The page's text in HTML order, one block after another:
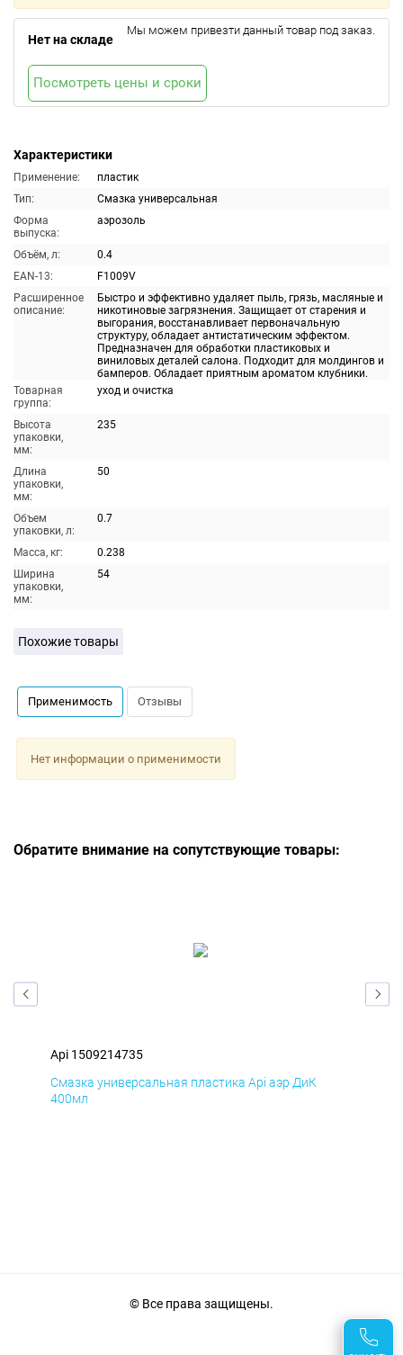
Характеристики
Применение:
пластик
Тип:
Смазка универсальная
Форма
выпуска:
аэрозоль
Объём, л:
0.4
EAN-13:
F1009V
Расширенное
описание:
Быстро и эффективно удаляет пыль, грязь, масляные и
никотиновые загрязнения. Защищает от старения и
выгорания, восстанавливает первоначальную
структуру, обладает антистатическим эффектом.
Предназначен для обработки пластиковых и
виниловых деталей салона. Подходит для молдингов и
бамперов. Обладает приятным ароматом клубники.
Товарная
группа:
уход и очистка
Высота
упаковки,
мм:
235
Длина
упаковки,
мм:
50
Объем
упаковки, л:
0.7
Масса, кг:
0.238
Ширина
упаковки,
мм:
54
Нет на складе
Мы можем привезти данный товар под заказ.
Посмотреть цены и сроки
Похожие товары
Применимость Отзывы
Нет информации о применимости
Обратите внимание на сопутствующие товары:
Api 1509214735
Смазка универсальная пластика Api аэр ДиК
400мл
© Все права защищены.